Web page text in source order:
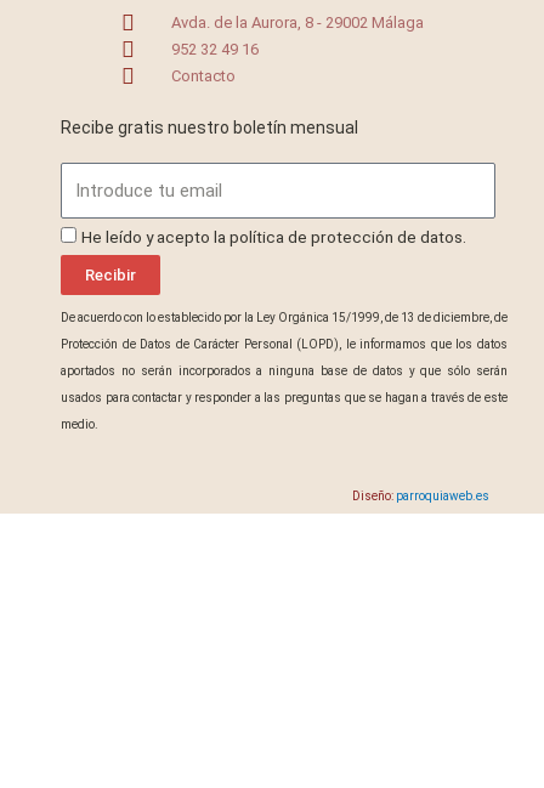
Avda. de la Aurora, 8 - 29002 Málaga
952 32 49 16
Contacto
Recibe gratis nuestro boletín mensual
ProteccionDatos
He leído y acepto la política de protección de datos.
Recibir
De acuerdo con lo establecido por la Ley Orgánica 15/1999, de 13 de diciembre, de
Protección de Datos de Carácter Personal (LOPD), le informamos que los datos
aportados no serán incorporados a ninguna base de datos y que sólo serán
usados para contactar y responder a las preguntas que se hagan a través de este
medio.
Diseño: parroquiaweb.es